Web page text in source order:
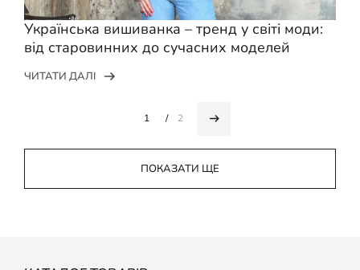
Українська вишиванка – тренд у світі моди:
від старовинних до сучасних моделей
ЧИТАТИ ДАЛІ
1 2
ПОКАЗАТИ ЩЕ